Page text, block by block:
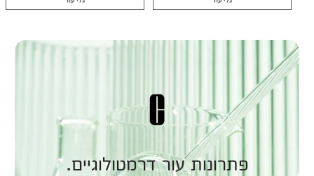
פתרונות עור דרמטולוגיים.